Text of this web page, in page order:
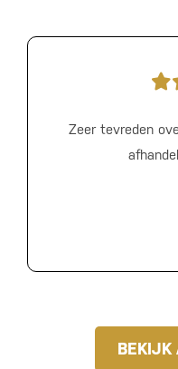
Zeer tevreden
BEKIJK